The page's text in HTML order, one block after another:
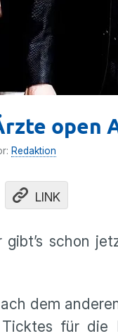
open
Redaktion
LINK
schon
dem
für